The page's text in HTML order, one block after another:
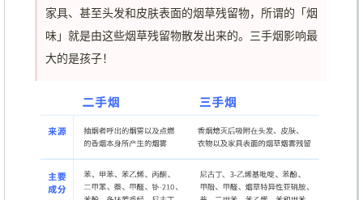
家具、甚至头发和皮肤表面的烟草残留物，所谓的「烟
味」就是由这些烟草残留物散发出来的。三手烟影响最
大的是孩子！